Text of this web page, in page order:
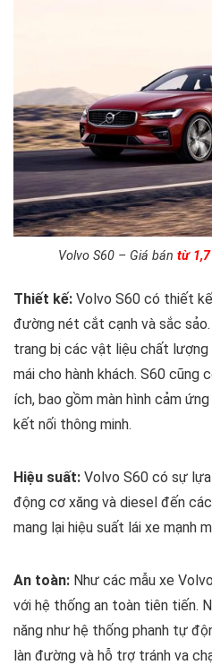
Volvo S60 – Giá bán từ
Thiết kế: Volvo S60 có thiết
đường nét cắt cạnh và sắc
trang bị các vật liệu chất
mái cho hành khách. S60
ích, bao gồm màn hình cảm
kết nối thông minh.
Hiệu suất: Volvo S60 có sự
động cơ xăng và diesel đến
mang lại hiệu suất lái xe mạnh
An toàn: Như các mẫu xe
với hệ thống an toàn tiên tiến.
năng như hệ thống phanh tự
làn đường và hỗ trợ tránh va